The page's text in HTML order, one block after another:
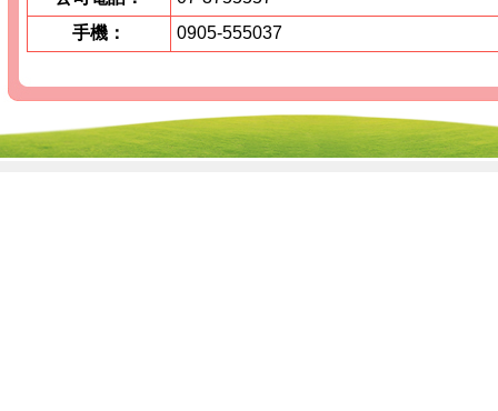
手機：
0905-555037